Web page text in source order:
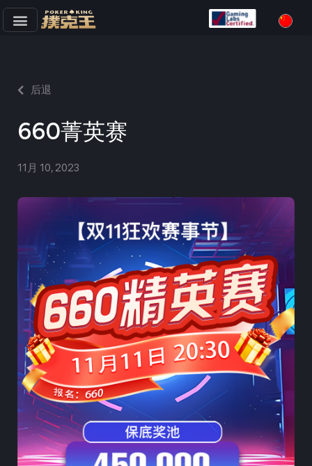
文
后退
660菁英赛
11月 10, 2023